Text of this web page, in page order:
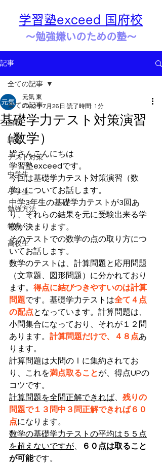
学習塾exceed 国府校
​​～勉強嫌いのための塾～
記事
全ての記事
自習
講習
テスト対策
中学生
小学生
勉強方法
特典
高校生
全ての記事
基礎学力テスト対策演習
（数学）
元気 東
2022年7月26日 読了時間: 1分
皆さんこんにちは
学習塾exceedです。
今回は基礎学力テスト対策演習（数
学）についてお話します。
中学3年生の基礎学力テストが3回あ
り、それらの結果を元に受験出来る学
校が決まります。
そのテストでの数学の点の取り方につ
いてお話します。
数学のテストは、計算問題と応用問題
（文章題、図形問題）に分かれており
ます。 得点に結びつきやすいのは計算
問題です。基礎学力テストは全て４点
の配点となっています。計算問題は、
小問集合になっており、それが１２問
あります。 計算問題だけで、４８点あ
ります。
計算問題は大問のⅠに集約されてお
り、これを満点取ることが、得点UPの
コツです。
計算問題を全問正解できれば
残りの
問題で１３問中３問正解できれば６０
点になります。
数学の基礎学力テストの平均は５５点
を超えないですが
６０点は取ること
が可能です。